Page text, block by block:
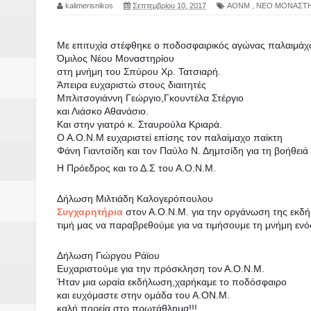
ΝΟΕΜΒΡΙΟΣ 1943 80 χρόνια
κατακτητές
Αδελφές Αλεξανδρή: Οι
Πρωτάθλημα με την Αυστρία!
Ξεκινούν οι αιτήσεις
ανθεκτικότητας έναντι των
ΠΡΟΚΗΡΥΞΗ ΑΝΟΙΚΤΟΥ
kalimerisnikos Σεπτεμβρίου 10, 2017 ΑΟΝΜ ΝΕΟ
Με επιτυχία στέφθηκε ο ποδοσφαιρικός αγώνας
Όμιλος Νέου Μοναστηρίου
στη μνήμη του Σπύρου Χρ. Τατσιαρή.
Άπειρα ευχαριστώ στους διαιτητές
Μπλιτσογιάννη Γεώργιο,Γκουντέλα Στέργιο
και Λιάσκο Αθανάσιο.
Και στην γιατρό κ. Σταυρούλα Κριαρά.
Ο Α.Ο.Ν.Μ ευχαριστεί επίσης τον παλαίμαχο παίκτη
Φάνη Γιαντσίδη και τον Παύλο Ν. Δημτσίδη για τη βοήθειά
Η Πρόεδρος και το Δ.Σ του Α.Ο.Ν.Μ.
Δήλωση Μιλτιάδη Καλογερόπουλου
Συγχαρητήρια στον Α.Ο.Ν.Μ. για την οργάνωση της
τιμή μας να παραβρεθούμε για να τιμήσουμε τη μνήμη
Δήλωση Γιώργου Ράϊου
Ευχαριστούμε για την πρόσκληση τον Α.Ο.Ν.Μ.
Ήταν μια ωραία εκδήλωση,χαρήκαμε το ποδόσφαιρο
και ευχόμαστε στην ομάδα του Α.ΟΝ.Μ.
καλή πορεία στο πρωτάθλημα!!!